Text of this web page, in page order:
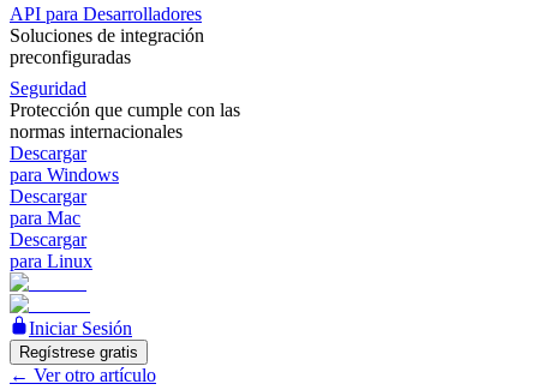
API para Desarrolladores
Soluciones de integración
preconfiguradas
Seguridad
Protección que cumple con las
normas internacionales
Descargar
para Windows
Descargar
para Mac
Descargar
para Linux
Iniciar Sesión
Regístrese gratis
← Ver otro artículo